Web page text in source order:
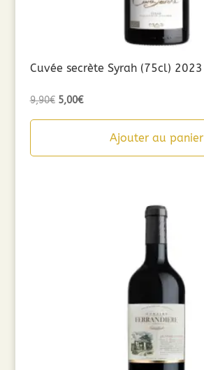
Cuvée secrète Syrah (75cl) 2023
9,90€ Le
5,00€Le
Ajouter au panier